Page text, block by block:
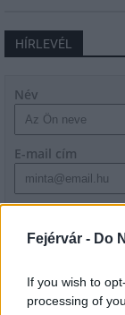
Fejérvár - Do
If you wish to
processing of
HÍRLEVÉL
Név
E-mail cím
szabályzatot!